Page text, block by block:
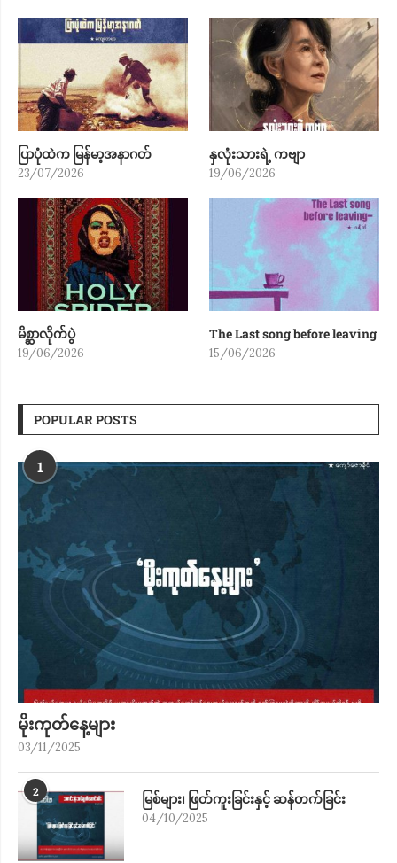
ပြာပုံထဲက မြန်မာ့အနာဂတ်
23/07/2026
နှလုံးသားရဲ့ ကဗျာ
19/06/2026
မိစ္ဆာလိုက်ပွဲ
19/06/2026
The Last song before leaving
15/06/2026
POPULAR POSTS
1
မိုးကုတ်​နေ့များ
03/11/2025
2 မြစ်များ၊ ဖြတ်ကူးခြင်းနှင့် ဆန်တက်ခြင်း
04/10/2025